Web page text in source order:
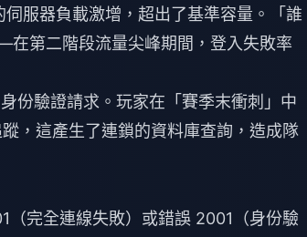
服器負載激增，超出了基準容量。「誰
第二階段流量尖峰期間，登入失敗率
份驗證請求。玩家在「賽季末衝刺」中
，這產生了連鎖的資料庫查詢，造成隊
（完全連線失敗）或錯誤 2001（身份驗